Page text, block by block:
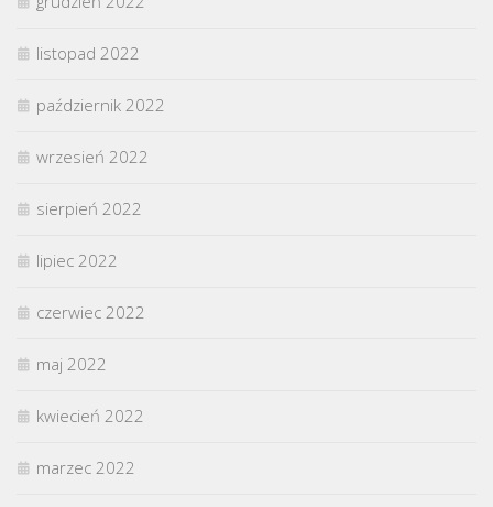
listopad 2022
październik 2022
wrzesień 2022
sierpień 2022
lipiec 2022
czerwiec 2022
maj 2022
kwiecień 2022
marzec 2022